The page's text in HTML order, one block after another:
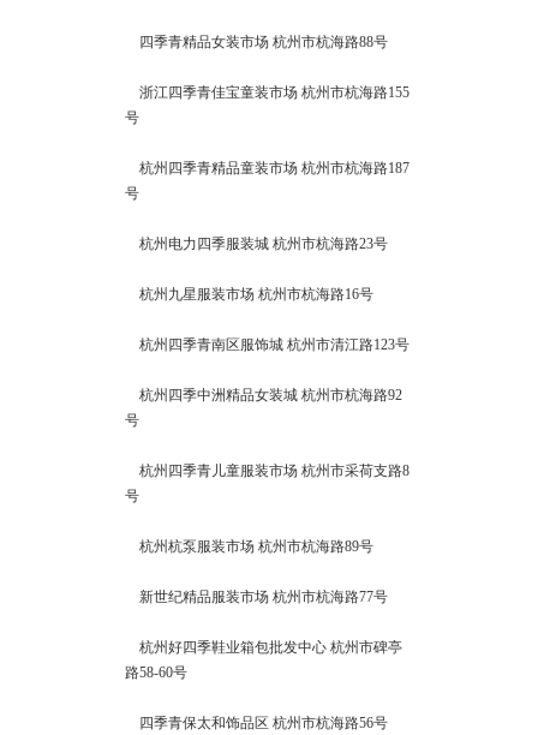
四季青精品女装市场 杭州市杭海路88号
浙江四季青佳宝童装市场 杭州市杭海路155
号
杭州四季青精品童装市场 杭州市杭海路187
号
杭州电力四季服装城 杭州市杭海路23号
杭州九星服装市场 杭州市杭海路16号
杭州四季青南区服饰城 杭州市清江路123号
杭州四季中洲精品女装城 杭州市杭海路92
号
杭州四季青儿童服装市场 杭州市采荷支路8
号
杭州杭泵服装市场 杭州市杭海路89号
新世纪精品服装市场 杭州市杭海路77号
杭州好四季鞋业箱包批发中心 杭州市碑亭
路58-60号
四季青保太和饰品区 杭州市杭海路56号